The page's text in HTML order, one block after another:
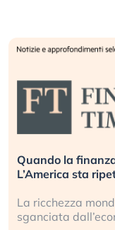
Quando la
L’America sta
La ricchezza
sganciata